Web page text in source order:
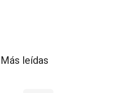
Más leídas